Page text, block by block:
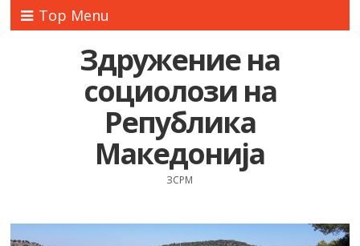
Top Menu
Здружение на
социолози на
Република
Македонија
ЗСРМ